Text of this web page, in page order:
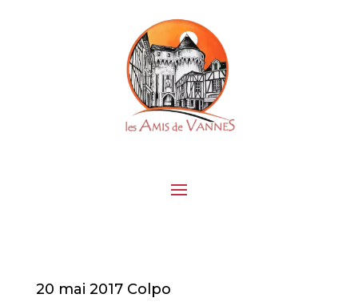
20 mai 2017 Colpo